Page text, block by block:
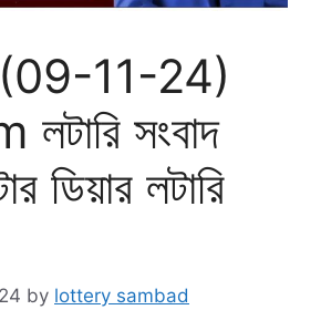
(09-11-24)
লটারি সংবাদ
ডিয়ার লটারি
by lottery sambad